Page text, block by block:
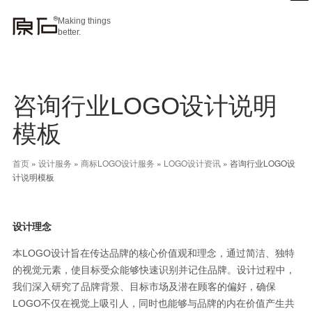
Making things
better.
咨询行业LOGO设计说明
模板
首页 » 设计服务 » 商标LOGO设计服务 » LOGO设计资讯 » 咨询行业LOGO设
计说明模板
设计理念
本LOGO设计旨在传达品牌的核心价值观和理念，通过简洁、独特
的视觉元素，使目标受众能够快速识别并记住品牌。设计过程中，
我们深入研究了品牌背景、目标市场及潜在顾客的偏好，确保
LOGO不仅在视觉上吸引人，同时也能够与品牌的内在价值产生共